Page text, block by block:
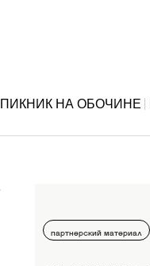
ПИКНИК НА ОБОЧИНЕ
партнерский материал